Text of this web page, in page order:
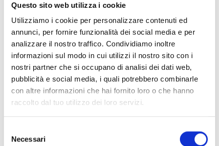
Questo sito web utilizza i cookie
Utilizziamo i cookie per personalizzare contenuti ed
annunci, per fornire funzionalità dei social media e per
analizzare il nostro traffico. Condividiamo inoltre
informazioni sul modo in cui utilizzi il nostro sito con i
nostri partner che si occupano di analisi dei dati web,
pubblicità e social media, i quali potrebbero combinarle
con altre informazioni che hai fornito loro o che hanno
raccolto dal tuo utilizzo dei loro servizi.
delNecessari
preventive:questi crediti determinano l’idoneità a
operare.Chi non raggiunge il numero minimo rischia
sanzioni serie o limitazioni all’accesso ai lavori. ⚠️ C'è
possibilità di ottenerecrediti aggiuntivise il sistema
di gestione della sicurezza sul lavoro adottato è
certificato UNI EN ISO 45001, se si sceglie di puntare
sullasicurezza, migliorando la gestione e il
controllo dei rischi sul lavoro. La patente a
crediti è un grande passo avanti per garantire la
sicurezza nei cantieri,e allo stesso tempo un
azienda a livello di reputazione e di allineamento ai più